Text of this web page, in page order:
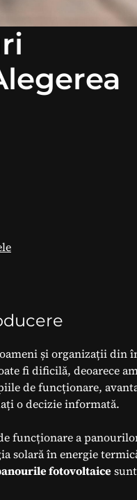
și organizații din
fi dificilă, deoarece
de funcționare,
o decizie informată.
funcționare a
solară în energie
fotovoltaicesunt